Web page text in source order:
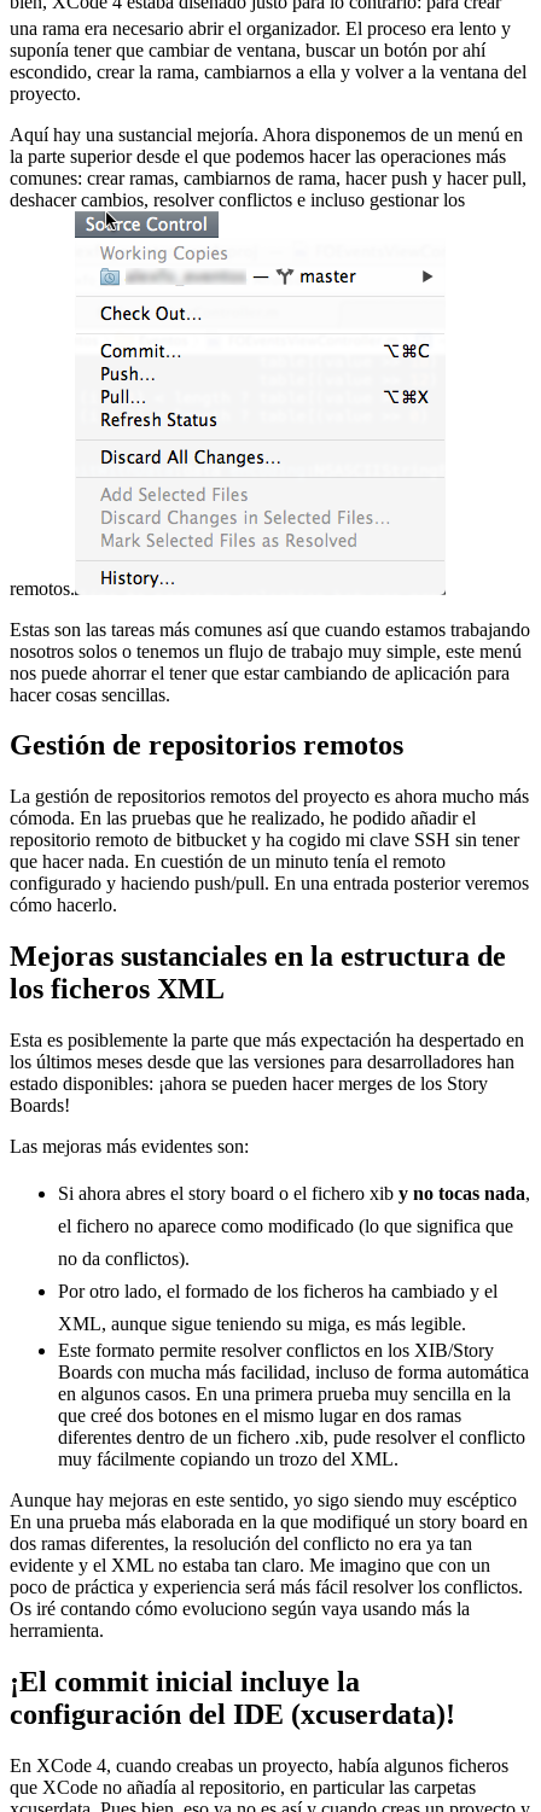
una rama era necesario abrir el organizador. El proceso era lento y
suponía tener que cambiar de ventana, buscar un botón por ahí
escondido, crear la rama, cambiarnos a ella y volver a la ventana del
proyecto.
Aquí hay una sustancial mejoría. Ahora disponemos de un menú en
la parte superior desde el que podemos hacer las operaciones más
comunes: crear ramas, cambiarnos de rama, hacer push y hacer pull,
deshacer cambios, resolver conflictos e incluso gestionar los
remotos.
Estas son las tareas más comunes así que cuando estamos trabajando
nosotros solos o tenemos un flujo de trabajo muy simple, este menú
nos puede ahorrar el tener que estar cambiando de aplicación para
hacer cosas sencillas.
Gestión de repositorios remotos
La gestión de repositorios remotos del proyecto es ahora mucho más
cómoda. En las pruebas que he realizado, he podido añadir el
repositorio remoto de bitbucket y ha cogido mi clave SSH sin tener
que hacer nada. En cuestión de un minuto tenía el remoto
configurado y haciendo push/pull. En una entrada posterior veremos
cómo hacerlo.
Mejoras sustanciales en la estructura de
los ficheros XML
Esta es posiblemente la parte que más expectación ha despertado en
los últimos meses desde que las versiones para desarrolladores han
estado disponibles: ¡ahora se pueden hacer merges de los Story
Boards!
Las mejoras más evidentes son:
Si ahora abres el story board o el fichero xib y no tocas nada,
el fichero no aparece como modificado (lo que significa que
no da conflictos).
Por otro lado, el formado de los ficheros ha cambiado y el
XML, aunque sigue teniendo su miga, es más legible.
Este formato permite resolver conflictos en los XIB/Story
Boards con mucha más facilidad, incluso de forma automática
en algunos casos. En una primera prueba muy sencilla en la
que creé dos botones en el mismo lugar en dos ramas
diferentes dentro de un fichero .xib, pude resolver el conflicto
muy fácilmente copiando un trozo del XML.
Aunque hay mejoras en este sentido, yo sigo siendo muy escéptico
En una prueba más elaborada en la que modifiqué un story board en
dos ramas diferentes, la resolución del conflicto no era ya tan
evidente y el XML no estaba tan claro. Me imagino que con un
poco de práctica y experiencia será más fácil resolver los conflictos.
Os iré contando cómo evoluciono según vaya usando más la
herramienta.
¡El commit inicial incluye la
configuración del IDE (xcuserdata)!
En XCode 4, cuando creabas un proyecto, había algunos ficheros
que XCode no añadía al repositorio, en particular las carpetas